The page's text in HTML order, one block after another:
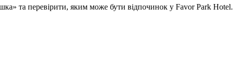
та перевірити, яким може бути відпочинок у Favor Park Hotel.